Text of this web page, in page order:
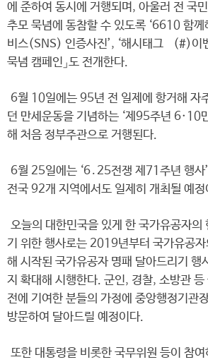
에 준하여 동시에 거행되며, 아울러 전 국
추모 묵념에 동참할 수 있도록 ‘6610 함께
비스(SNS) 인증사진’, ‘해시태그 (#)이
묵념 캠페인」도 전개한다.
6월 10일에는 95년 전 일제에 항거해 자
던 만세운동을 기념하는 ‘제95주년 6·10
해 처음 정부주관으로 거행된다.
6월 25일에는 ‘6․25전쟁 제71주년 행사
전국 92개 지역에서도 일제히 개최될 예정
오늘의 대한민국을 있게 한 국가유공자의
기 위한 행사로는 2019년부터 국가유공자
해 시작된 국가유공자 명패 달아드리기 행
지 확대해 시행한다. 군인, 경찰, 소방관
전에 기여한 분들의 가정에 중앙행정기관
방문하여 달아드릴 예정이다.
또한 대통령을 비롯한 국무위원 등이 참